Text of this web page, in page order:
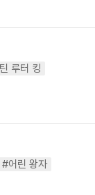
루터 킹
#어린 왕자